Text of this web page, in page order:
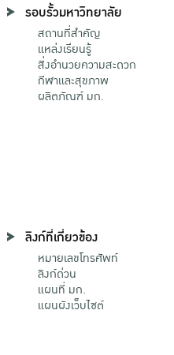
รอบรั้วมหาวิทยาลัย
สถานที่สำคัญ
แหล่งเรียนรู้
สิ่งอำนวยความสะดวก
กีฬาและสุขภาพ
ผลิตภัณฑ์ มก.
ลิงก์ที่เกี่ยวข้อง
หมายเลขโทรศัพท์
ลิงก์ด่วน
แผนที่ มก.
แผนผังเว็บไซต์